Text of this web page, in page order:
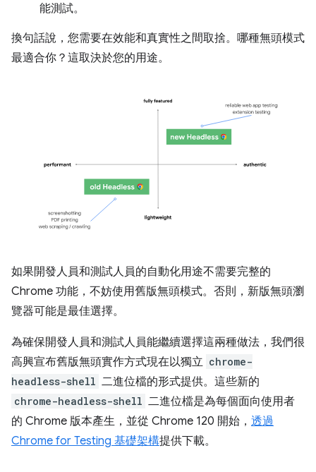
能測試。
換句話說，您需要在效能和真實性之間取捨。哪種無頭模式
最適合你？這取決於您的用途。
如果開發人員和測試人員的自動化用途不需要完整的
Chrome 功能，不妨使用舊版無頭模式。否則，新版無頭瀏
覽器可能是最佳選擇。
為確保開發人員和測試人員能繼續選擇這兩種做法，我們很
高興宣布舊版無頭實作方式現在以獨立 chrome-
headless-shell 二進位檔的形式提供。這些新的
chrome-headless-shell 二進位檔是為每個面向使用者
的 Chrome 版本產生，並從 Chrome 120 開始， 透過
Chrome for Testing 基礎架構提供下載。